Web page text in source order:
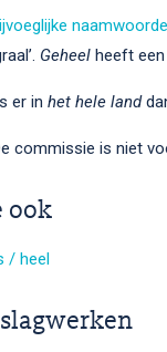
Geheel heeft
er in het hele land
commissie is niet
ook
/ heel